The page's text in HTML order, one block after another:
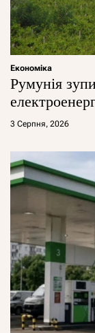
Економіка
Румунія
3 Серпня, 2026